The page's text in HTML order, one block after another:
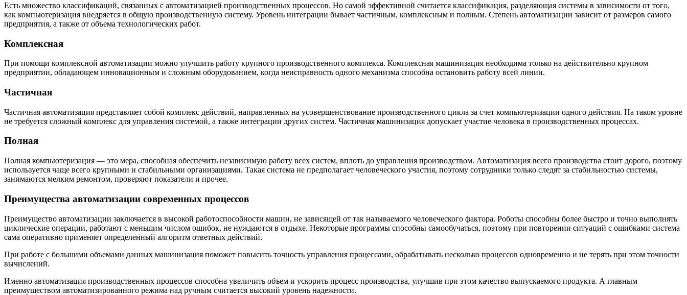
Есть множество классификаций, связанных с автоматизацией производственных процессов. Но самой эффективной считается классификация, разделяющая системы в зависимости от того,
как компьютеризация внедряется в общую производственную систему. Уровень интеграции бывает частичным, комплексным и полным. Степень автоматизации зависит от размеров самого
предприятия, а также от объема технологических работ.
Комплексная
При помощи комплексной автоматизации можно улучшить работу крупного производственного комплекса. Комплексная машинизация необходима только на действительно крупном
предприятии, обладающем инновационным и сложным оборудованием, когда неисправность одного механизма способна остановить работу всей линии.
Частичная
Частичная автоматизация представляет собой комплекс действий, направленных на усовершенствование производственного цикла за счет компьютеризации одного действия. На таком уровне
не требуется сложный комплекс для управления системой, а также интеграции других систем. Частичная машинизация допускает участие человека в производственных процессах.
Полная
Полная компьютеризация — это мера, способная обеспечить независимую работу всех систем, вплоть до управления производством. Автоматизация всего производства стоит дорого, поэтому
используется чаще всего крупными и стабильными организациями. Такая система не предполагает человеческого участия, поэтому сотрудники только следят за стабильностью системы,
занимаются мелким ремонтом, проверяют показатели и прочее.
Преимущества автоматизации современных процессов
Преимущество автоматизации заключается в высокой работоспособности машин, не зависящей от так называемого человеческого фактора. Роботы способны более быстро и точно выполнять
циклические операции, работают с меньшим числом ошибок, не нуждаются в отдыхе. Некоторые программы способны самообучаться, поэтому при повторении ситуаций с ошибками система
сама оперативно применяет определенный алгоритм ответных действий.
При работе с большими объемами данных машинизация поможет повысить точность управления процессами, обрабатывать несколько процессов одновременно и не терять при этом точности
вычислений.
Именно автоматизация производственных процессов способна увеличить объем и ускорить процесс производства, улучшив при этом качество выпускаемого продукта. А главным
преимуществом автоматизированного режима над ручным считается высокий уровень надежности.